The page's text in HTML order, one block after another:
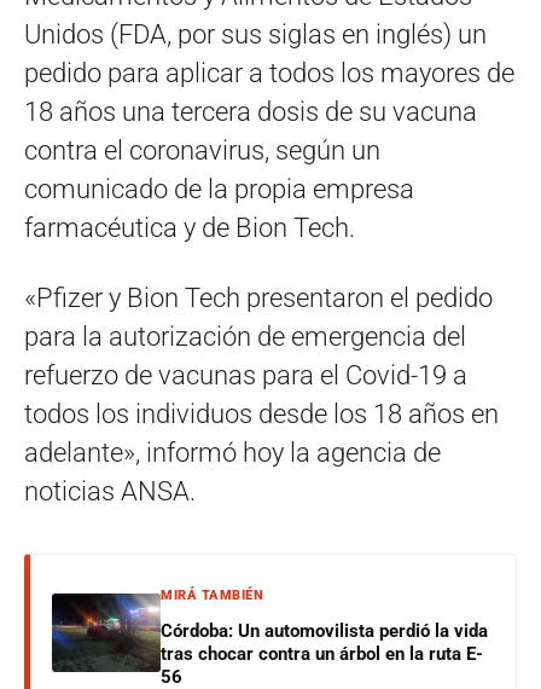
Unidos (FDA, por sus siglas en inglés) un
pedido para aplicar a todos los mayores de
18 años una tercera dosis de su vacuna
contra el coronavirus, según un
comunicado de la propia empresa
farmacéutica y de Bion Tech.
«Pfizer y Bion Tech presentaron el pedido
para la autorización de emergencia del
refuerzo de vacunas para el Covid-19 a
todos los individuos desde los 18 años en
adelante», informó hoy la agencia de
noticias ANSA.
MIRÁ TAMBIÉN
Córdoba: Un automovilista perdió la vida
tras chocar contra un árbol en la ruta E-
56